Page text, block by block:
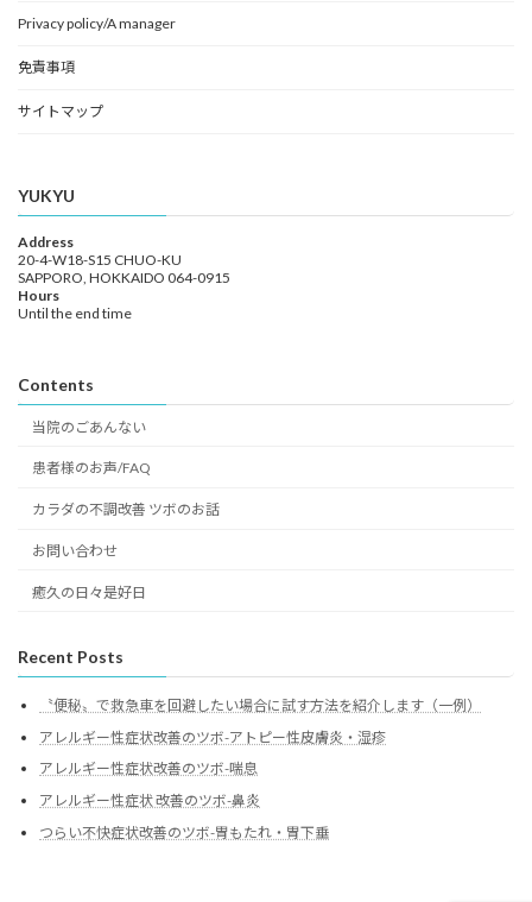
Privacy policy/A manager
免責事項
サイトマップ
YUKYU
Address
20-4-W18-S15 CHUO-KU
SAPPORO, HOKKAIDO 064-0915
Hours
Until the end time
Contents
当院のごあんない
患者様のお声/FAQ
カラダの不調改善 ツボのお話
お問い合わせ
癒久の日々是好日
Recent Posts
〝便秘〟で救急車を回避したい場合に試す方法を紹介します（一例）
アレルギー性症状改善のツボ-アトピー性皮膚炎・湿疹
アレルギー性症状改善のツボ-喘息
アレルギー性症状 改善のツボ-鼻炎
つらい不快症状改善のツボ-胃もたれ・胃下垂